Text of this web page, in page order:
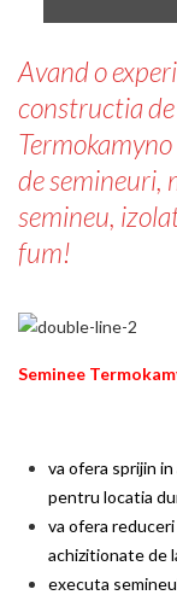
Avand o
constructia de
de semineuri,
semineu,
fum!
Seminee
va ofera sprijin
pentru locatia
va ofera
achizitionate de
executa